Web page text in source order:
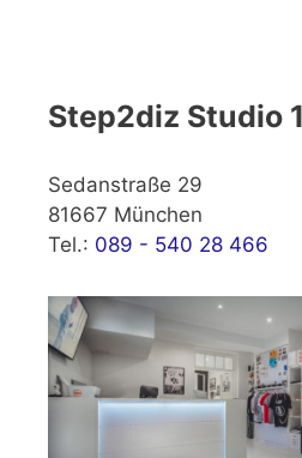
Step2diz Studio 1
Sedanstraße 29
81667 München
Tel.: 089 - 540 28 466